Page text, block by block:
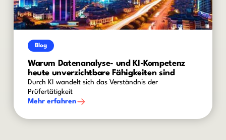
Blog
Warum Datenanalyse- und KI-Kompetenz
heute unverzichtbare Fähigkeiten sind
Durch KI wandelt sich das Verständnis der
Prüfertätigkeit
Mehr erfahren